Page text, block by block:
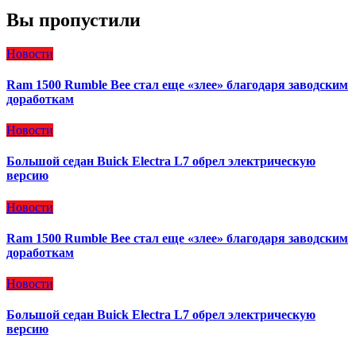
Вы пропустили
Новости
Ram 1500 Rumble Bee стал еще «злее» благодаря заводским
доработкам
Новости
Большой седан Buick Electra L7 обрел электрическую
версию
Новости
Ram 1500 Rumble Bee стал еще «злее» благодаря заводским
доработкам
Новости
Большой седан Buick Electra L7 обрел электрическую
версию